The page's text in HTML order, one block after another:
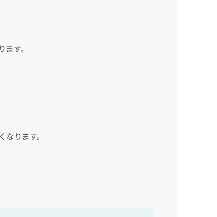
す。
ります。